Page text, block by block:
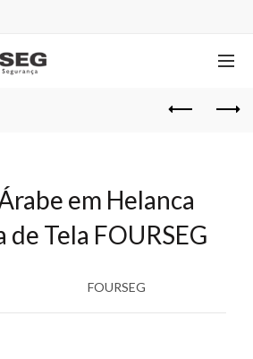
em Helanca
Tela FOURSEG
FOURSEG